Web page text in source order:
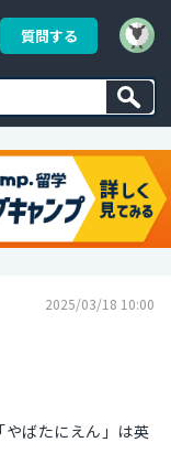
質問する
2025/03/18 10:00
ばたにえん」は英